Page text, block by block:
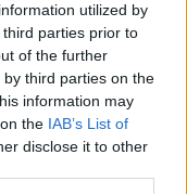
utilized by
parties prior to
of the further
third parties on the
information may
the IAB’s List of
disclose it to other
nazionali?
mese